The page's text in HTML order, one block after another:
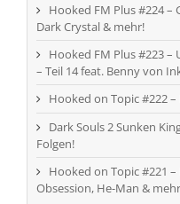
Hooked FM Plus #224 –
Dark Crystal & mehr!
Hooked FM Plus #223 –
– Teil 14 feat. Benny von
Hooked on Topic #222
Dark Souls 2 Sunken
Folgen!
Hooked on Topic #221
Obsession, He-Man &